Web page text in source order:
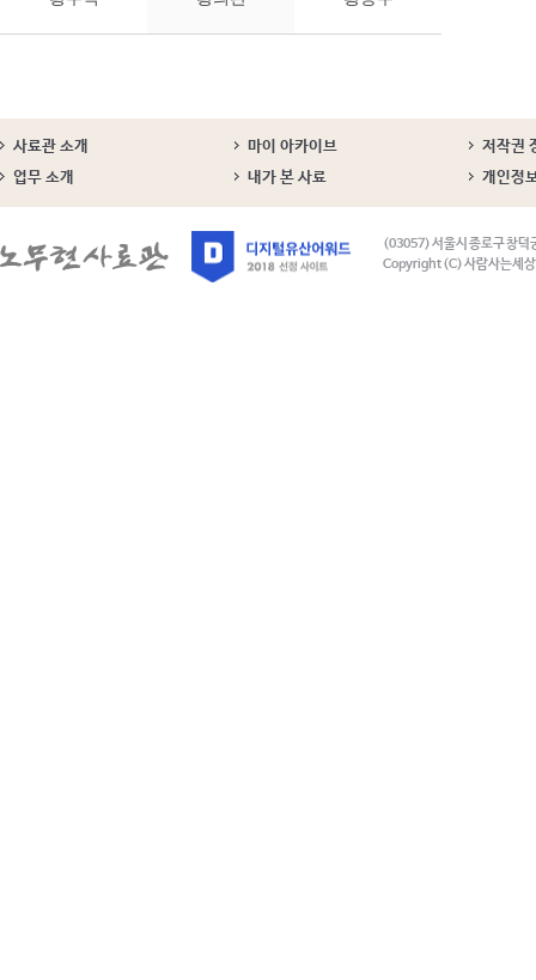
사료관 소개 마이 아카이브
저작권
업무 소개
내가 본 사료 개인정
(03057) 서울시 종로구 창덕
Copyright (C) 사람사는세